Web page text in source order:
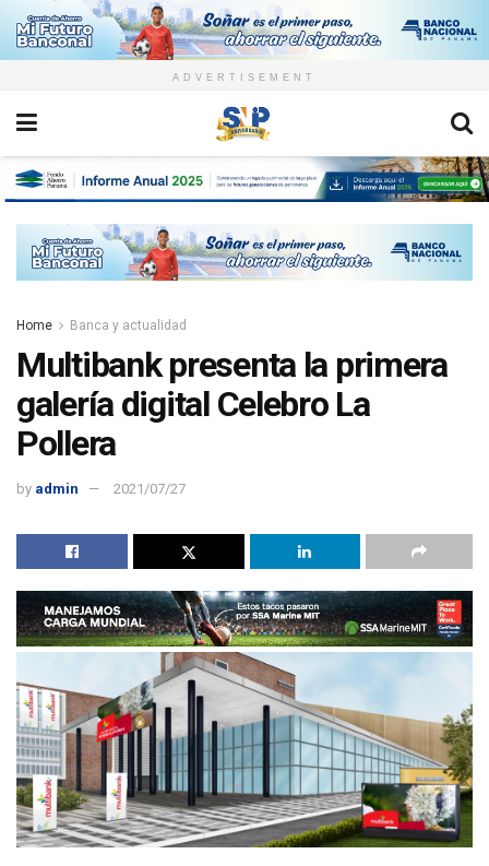
ADVERTISEMENT
Home Banca y actualidad
Multibank presenta la primera
galería digital Celebro La
Pollera
by admin 2021/07/27